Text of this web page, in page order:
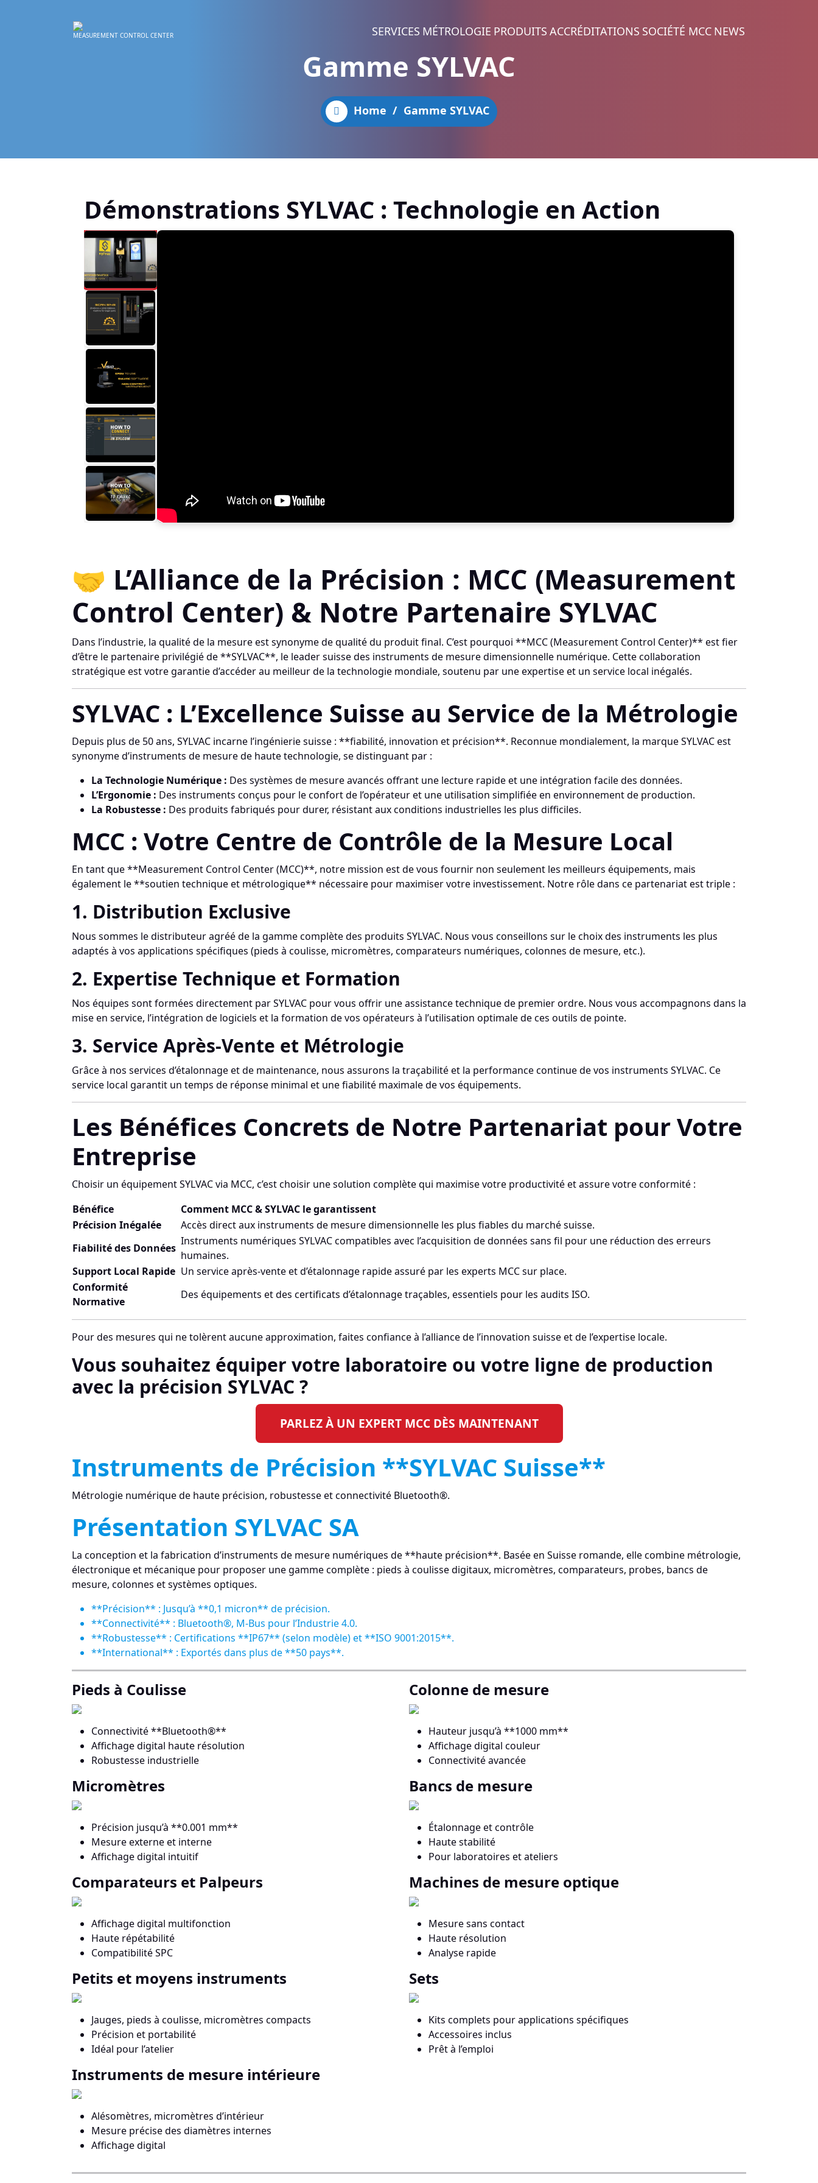
MEASUREMENT CONTROL CENTER SERVICES MÉTROLOGIE PRODUITS ACCRÉDITATIONS SOCIÉTÉ MCC NEWS
Gamme SYLVAC
Home / Gamme SYLVAC
Démonstrations SYLVAC : Technologie en Action
🤝 L’Alliance de la Précision : MCC (Measurement
Control Center) & Notre Partenaire SYLVAC
Dans l’industrie, la qualité de la mesure est synonyme de qualité du produit final. C’est pourquoi **MCC (Measurement Control Center)** est fier
d’être le partenaire privilégié de **SYLVAC**, le leader suisse des instruments de mesure dimensionnelle numérique. Cette collaboration
stratégique est votre garantie d’accéder au meilleur de la technologie mondiale, soutenu par une expertise et un service local inégalés.
SYLVAC : L’Excellence Suisse au Service de la Métrologie
Depuis plus de 50 ans, SYLVAC incarne l’ingénierie suisse : **fiabilité, innovation et précision**. Reconnue mondialement, la marque SYLVAC est
synonyme d’instruments de mesure de haute technologie, se distinguant par :
La Technologie Numérique : Des systèmes de mesure avancés offrant une lecture rapide et une intégration facile des données.
L’Ergonomie : Des instruments conçus pour le confort de l’opérateur et une utilisation simplifiée en environnement de production.
La Robustesse : Des produits fabriqués pour durer, résistant aux conditions industrielles les plus difficiles.
MCC : Votre Centre de Contrôle de la Mesure Local
En tant que **Measurement Control Center (MCC)**, notre mission est de vous fournir non seulement les meilleurs équipements, mais
également le **soutien technique et métrologique** nécessaire pour maximiser votre investissement. Notre rôle dans ce partenariat est triple :
1. Distribution Exclusive
Nous sommes le distributeur agréé de la gamme complète des produits SYLVAC. Nous vous conseillons sur le choix des instruments les plus
adaptés à vos applications spécifiques (pieds à coulisse, micromètres, comparateurs numériques, colonnes de mesure, etc.).
2. Expertise Technique et Formation
Nos équipes sont formées directement par SYLVAC pour vous offrir une assistance technique de premier ordre. Nous vous accompagnons dans la
mise en service, l’intégration de logiciels et la formation de vos opérateurs à l’utilisation optimale de ces outils de pointe.
3. Service Après-Vente et Métrologie
Grâce à nos services d’étalonnage et de maintenance, nous assurons la traçabilité et la performance continue de vos instruments SYLVAC. Ce
service local garantit un temps de réponse minimal et une fiabilité maximale de vos équipements.
Les Bénéfices Concrets de Notre Partenariat pour Votre
Entreprise
Choisir un équipement SYLVAC via MCC, c’est choisir une solution complète qui maximise votre productivité et assure votre conformité :
Bénéfice
Comment MCC & SYLVAC le garantissent
Précision Inégalée
Accès direct aux instruments de mesure dimensionnelle les plus fiables du marché suisse.
Fiabilité des Données
Instruments numériques SYLVAC compatibles avec l’acquisition de données sans fil pour une réduction des erreurs
humaines.
Support Local Rapide Un service après-vente et d’étalonnage rapide assuré par les experts MCC sur place.
Conformité
Normative
Des équipements et des certificats d’étalonnage traçables, essentiels pour les audits ISO.
Pour des mesures qui ne tolèrent aucune approximation, faites confiance à l’alliance de l’innovation suisse et de l’expertise locale.
Vous souhaitez équiper votre laboratoire ou votre ligne de production
avec la précision SYLVAC ?
PARLEZ À UN EXPERT MCC DÈS MAINTENANT
Instruments de Précision **SYLVAC Suisse**
Métrologie numérique de haute précision, robustesse et connectivité Bluetooth®.
Présentation SYLVAC SA
La conception et la fabrication d’instruments de mesure numériques de **haute précision**. Basée en Suisse romande, elle combine métrologie,
électronique et mécanique pour proposer une gamme complète : pieds à coulisse digitaux, micromètres, comparateurs, probes, bancs de
mesure, colonnes et systèmes optiques.
**Précision** : Jusqu’à **0,1 micron** de précision.
**Connectivité** : Bluetooth®, M-Bus pour l’Industrie 4.0.
**Robustesse** : Certifications **IP67** (selon modèle) et **ISO 9001:2015**.
**International** : Exportés dans plus de **50 pays**.
Pieds à Coulisse
Connectivité **Bluetooth®**
Affichage digital haute résolution
Robustesse industrielle
Micromètres
Précision jusqu’à **0.001 mm**
Mesure externe et interne
Affichage digital intuitif
Comparateurs et Palpeurs
Affichage digital multifonction
Haute répétabilité
Compatibilité SPC
Petits et moyens instruments
Jauges, pieds à coulisse, micromètres compacts
Précision et portabilité
Idéal pour l’atelier
Instruments de mesure intérieure
Alésomètres, micromètres d’intérieur
Mesure précise des diamètres internes
Affichage digital
Colonne de mesure
Hauteur jusqu’à **1000 mm**
Affichage digital couleur
Connectivité avancée
Bancs de mesure
Étalonnage et contrôle
Haute stabilité
Pour laboratoires et ateliers
Machines de mesure optique
Mesure sans contact
Haute résolution
Analyse rapide
Sets
Kits complets pour applications spécifiques
Accessoires inclus
Prêt à l’emploi